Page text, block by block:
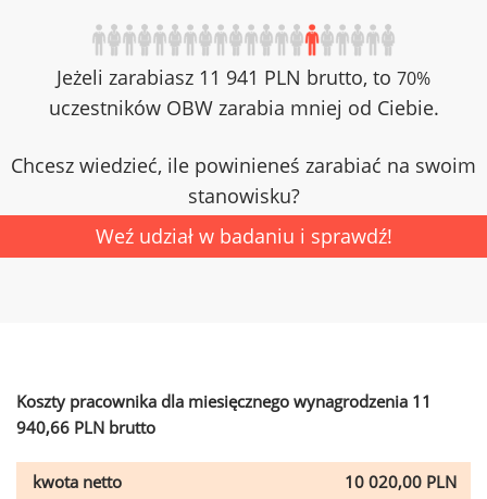
Jeżeli zarabiasz 11 941 PLN brutto, to 70%
uczestników OBW zarabia mniej od Ciebie.
Chcesz wiedzieć, ile powinieneś zarabiać na swoim
stanowisku?
Weź udział w badaniu i sprawdź!
Koszty pracownika dla miesięcznego wynagrodzenia 11
940,66 PLN brutto
kwota netto
10 020,00 PLN